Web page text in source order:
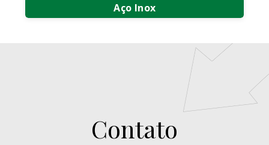
Aço Inox
Compra de Sucata de Aço Inox
Contato